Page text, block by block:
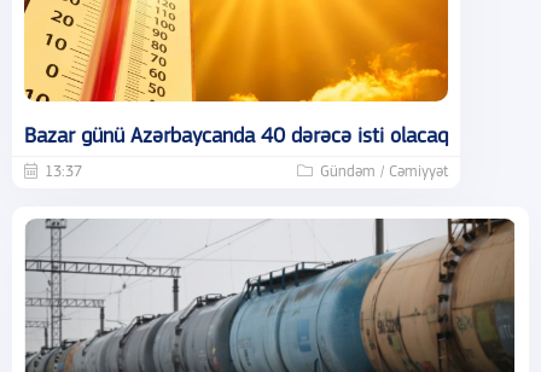
Bazar günü Azərbaycanda 40 dərəcə isti olacaq
13:37 Gündəm / Cəmiyyət